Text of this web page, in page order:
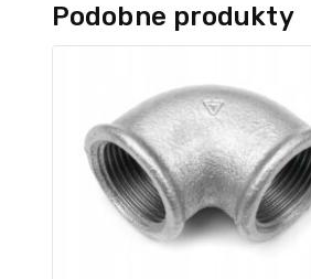
Podobne produkty